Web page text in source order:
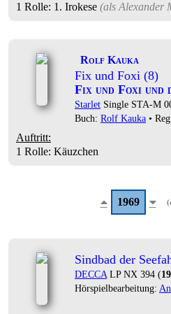
1 Rolle: 1. Irokese (als Alexander
Rolf Kauka
Fix und Foxi (8)
Fix und Foxi und
Starlet Single STA-M
Buch: Rolf Kauka •
Auftritt:
1 Rolle: Käuzchen
1969
Sindbad der
DECCA LP NX 394 (
Hörspielbearbeitung: